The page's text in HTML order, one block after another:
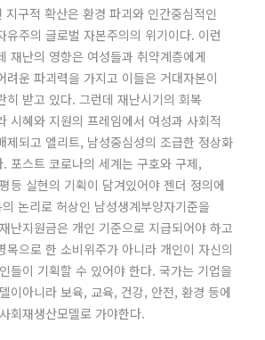
구적 확산은 환경 파괴와 인간중심적인
유주의 글로벌 자본주의의 위기이다. 이런
재난의 영향은 여성들과 취약계층에게
려운 파괴력을 가지고 이들은 거대자본이
히 받고 있다. 그런데 재난시기의 회복
시혜와 지원의 프레임에서 여성과 사회적
제되고 엘리트, 남성중심성의 조급한 정상화
포스트 코로나의 세계는 구호와 구제,
등 실현의 기획이 담겨있어야 젠더 정의에
논리로 허상인 남성생계부양자기준을
난지원금은 개인 기준으로 지급되어야 하고
목으로 한 소비위주가 아니라 개인이 자신의
들이 기획할 수 있어야 한다. 국가는 기업을
이아니라 보육, 교육, 건강, 안전, 환경 등에
회재생산모델로 가야한다.